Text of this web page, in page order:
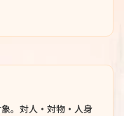
。対人・対物・人身